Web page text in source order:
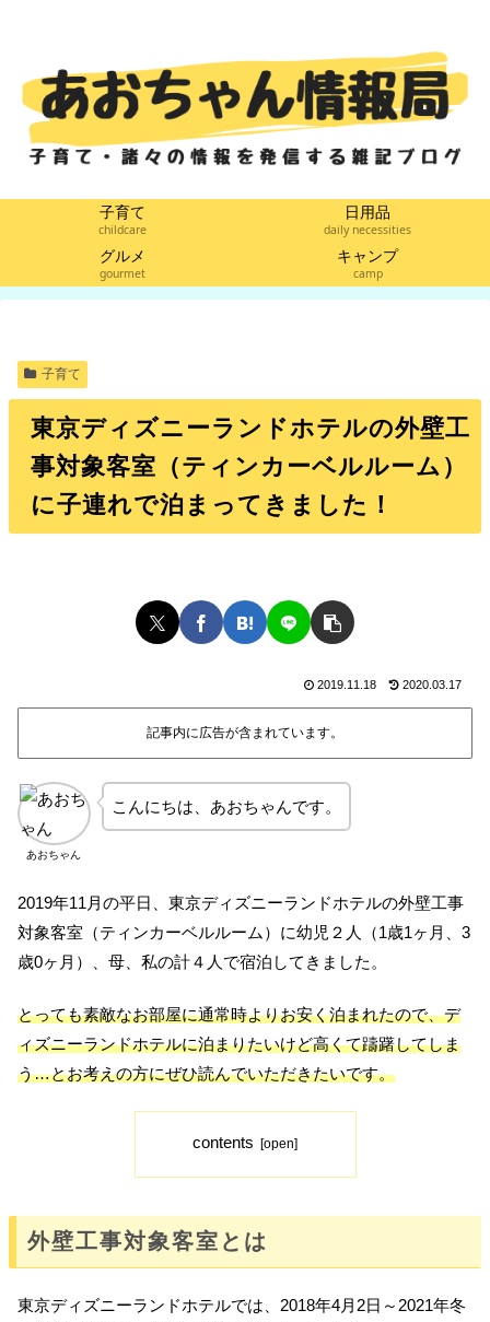
子育て
childcare
日用品
daily necessities
グルメ
gourmet
キャンプ
camp
子育て
東京ディズニーランドホテルの外壁工
事対象客室（ティンカーベルルーム）
に子連れで泊まってきました！
2019.11.18 2020.03.17
記事内に広告が含まれています。
あおちゃん
こんにちは、あおちゃんです。
2019年11月の平日、東京ディズニーランドホテルの外壁工事
対象客室（ティンカーベルルーム）に幼児２人（1歳1ヶ月、3
歳0ヶ月）、母、私の計４人で宿泊してきました。
とっても素敵なお部屋に通常時よりお安く泊まれたので、デ
ィズニーランドホテルに泊まりたいけど高くて躊躇してしま
う…とお考えの方にぜひ読んでいただきたいです。
contents
外壁工事対象客室とは
東京ディズニーランドホテルでは、2018年4月2日～2021年冬